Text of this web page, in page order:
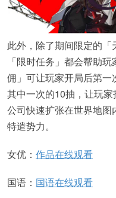
此外，除了期间限定的「
「限时任务」都会帮助
佣」可让玩家开局后第
其中一次的10抽，让玩
公司快速扩张在世界地
特遣势力。
女优： 作品在线观看
国语： 国语在线观看